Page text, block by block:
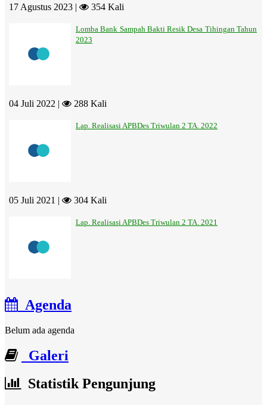
17 Agustus 2023 | 354 Kali
Lomba Bank Sampah Bakti Resik Desa Tihingan Tahun
2023
04 Juli 2022 | 288 Kali
Lap. Realisasi APBDes Triwulan 2 TA. 2022
05 Juli 2021 | 304 Kali
Lap. Realisasi APBDes Triwulan 2 TA. 2021
Agenda
Belum ada agenda
Galeri
Statistik Pengunjung